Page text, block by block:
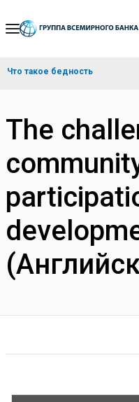
Skip
Navigation
Что такое бедность
The